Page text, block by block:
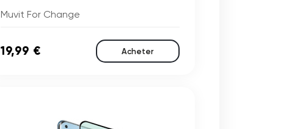
Muvit For Change
19,99 € Acheter